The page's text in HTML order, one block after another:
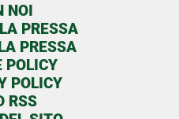
NOI
PRESSA
PRESSA
POLICY
POLICY
RSS